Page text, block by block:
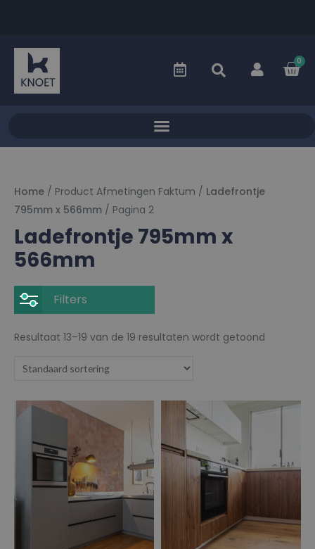
0
Home / Product Afmetingen Faktum / Ladefrontje
795mm x 566mm / Pagina 2
Ladefrontje 795mm x
566mm
Filters
Resultaat 13–19 van de 19 resultaten wordt getoond